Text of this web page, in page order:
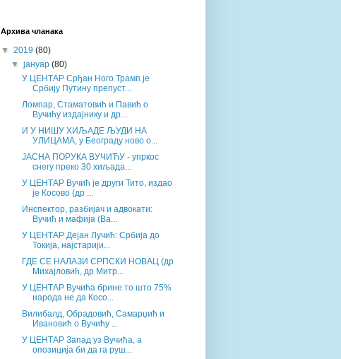
Архива чланака
▼ 2019 (80)
▼јануар(80)
У ЦЕНТАР Срђан Ного Трамп је
Србију Путину препуст...
Ломпар, Стаматовић и Павић о
Вучићу издајнику и др...
И У НИШУ ХИЉАДЕ ЉУДИ НА
УЛИЦАМА, у Београду ново о...
ЈАСНА ПОРУКА ВУЧИЋУ - упркос
снегу преко 30 хиљада...
У ЦЕНТАР Вучић је други Тито, издао
је Косово (др ...
Инспектор, разбијач и адвокати:
Вучић и мафија (Ва...
У ЦЕНТАР Дејан Лучић: Србија до
Токија, најстарији...
ГДЕ СЕ НАЛАЗИ СРПСКИ НОВАЦ (др
Михајловић, др Митр...
У ЦЕНТАР Вучића брине то што 75%
народа не да Косо...
Вилибалд, Обрадовић, Самарџић и
Ивановић о Вучићу ...
У ЦЕНТАР Запад уз Вучића, а
опозиција би да га руш...